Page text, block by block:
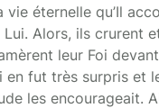
vie éternelle qu’Il
Alors, ils crurent
leur Foi
en fut très surpris et
les encourageait.